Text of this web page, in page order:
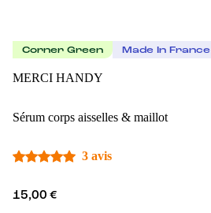
Corner Green Made In France
MERCI HANDY
Sérum corps aisselles & maillot
3 avis
15,00 €